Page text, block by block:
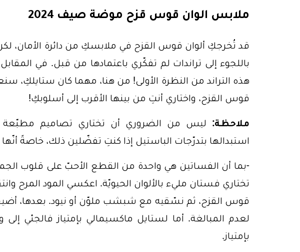
ملابس الوان قوس قزح موضة صيف 2024
قد تُخرجكِ ألوان قوس القزح في ملابسكِ من دائرة
باللجوء إلى تراندات لم تفكّري باعتمادها من قبل. في
هذه التراند من النظرة الأولى! من هنا، مهما كان ستايلكِ،
قوس القزح، واختاري أنتِ من بينها الأقرب إلى أسلوبكِ!
ملاحظة: ليس من الضروري أن تختاري تصاميم مطبّعة
استبدالها بتدرّجات الباستيل إذا كنتِ تفضّلين ذلك، خاصةً
-بما أن الفساتين هي واحدة من القطع الأحبّ على قلوب
تختاري فستان مليء بالألوان الحيويّة. اعكسي المود المرح
قوس القزح، ثم نسّقيه مع شبشب ملوّن أو نيود. بعدها،
لعدم المبالغة. أما لستايل ماكسيمالي بإمتياز فالجئي
بإمتياز.